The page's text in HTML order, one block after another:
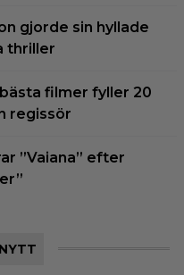
gjorde sin hyllade
thriller
bästa filmer fyller 20
regissör
”Vaiana” efter